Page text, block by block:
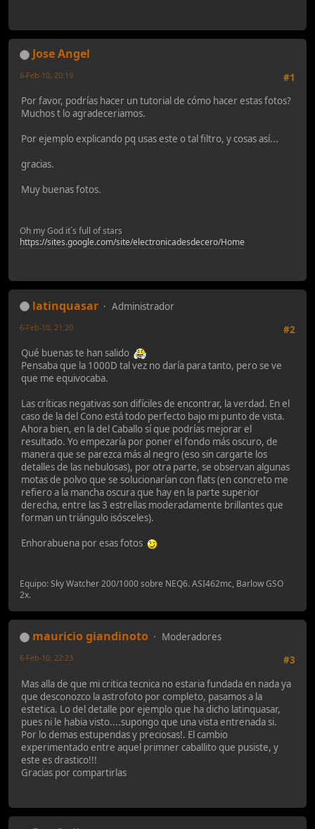
Jose Angel
#1
6-Feb-10, 20:19
Por favor, podrías hacer un tutorial de cómo hacer estas fotos?
Muchos t lo agradeceriamos.
Por ejemplo explicando pq usas este o tal filtro, y cosas así...
gracias.
Muy buenas fotos.
Oh my God it´s full of stars
https://sites.google.com/site/electronicadesdecero/Home
latinquasar
Administrador
#2
6-Feb-10, 21:20
Qué buenas te han salido
Pensaba que la 1000D tal vez no daría para tanto, pero se ve
que me equivocaba.
Las críticas negativas son difíciles de encontrar, la verdad. En el
caso de la del Cono está todo perfecto bajo mi punto de vista.
Ahora bien, en la del Caballo sí que podrías mejorar el
resultado. Yo empezaría por poner el fondo más oscuro, de
manera que se parezca más al negro (eso sin cargarte los
detalles de las nebulosas), por otra parte, se observan algunas
motas de polvo que se solucionarían con flats (en concreto me
refiero a la mancha oscura que hay en la parte superior
derecha, entre las 3 estrellas moderadamente brillantes que
forman un triángulo isósceles).
Enhorabuena por esas fotos
Equipo: Sky Watcher 200/1000 sobre NEQ6. ASI462mc, Barlow GSO
2x.
mauricio giandinoto
Moderadores
#3
6-Feb-10, 22:23
Mas alla de que mi critica tecnica no estaria fundada en nada ya
que desconozco la astrofoto por completo, pasamos a la
estetica. Lo del detalle por ejemplo que ha dicho latinquasar,
pues ni le habia visto....supongo que una vista entrenada si.
Por lo demas estupendas y preciosas!. El cambio
experimentado entre aquel primner caballito que pusiste, y
este es drastico!!!
Gracias por compartirlas